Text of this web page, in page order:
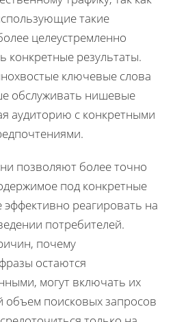
такие
целеустремленно
конкретные результаты.
ключевые слова
обслуживать нишевые
аудиторию с конкретными
позволяют более точно
под конкретные
реагировать на
потребителей.
почему
остаются
могут включать их
объем поисковых запросов